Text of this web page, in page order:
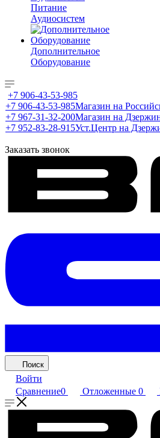
Питание
Аудиосистем
Дополнительное
Оборудование
+7 906-43-53-985
+7 906-43-53-985Магазин на
+7 967-31-32-200Магазин на
+7 952-83-28-915Уст.Центр на
Заказать звонок
Поиск
Войти
Сравнение0 Отложенные 0